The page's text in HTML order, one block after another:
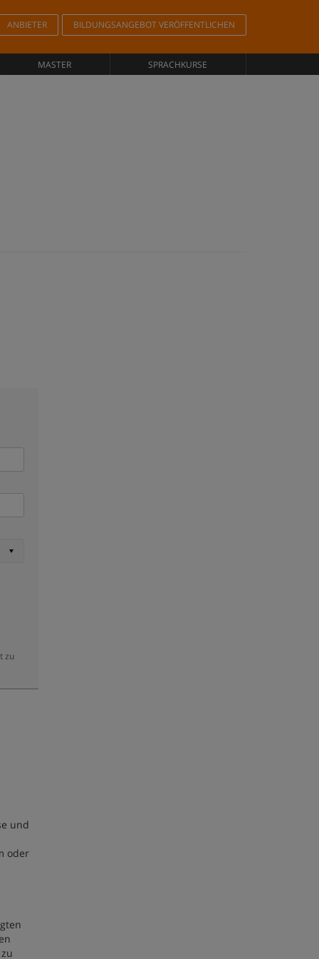
ANBIETER BILDUNGSANGEBOT VERÖFFENTLICHEN
MASTER SPRACHKURSE
zu
und
oder